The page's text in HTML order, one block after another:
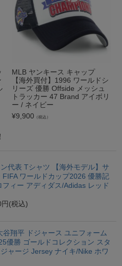
MLB ヤンキース キャップ
【海外買付】1996 ワールドシ
リーズ 優勝 Offside メッシュ
トラッカー 47 Brand アイボリ
ー / ネイビー
¥9,900 （税込）
代表 Tシャツ 【海外モデル】サ
FIFA ワールドカップ2026 優勝記
フィー アディダス/Adidas レッド
(税込)
谷翔平 ドジャース ユニフォーム
優勝 ゴールドコレクション スタ
ャージ Jersey ナイキ/Nike ホワ